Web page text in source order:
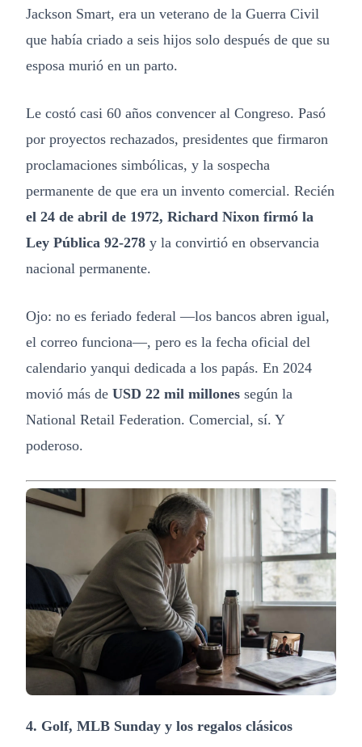
Jackson Smart, era un veterano de la Guerra Civil
que había criado a seis hijos solo después de que su
esposa murió en un parto.
Le costó casi 60 años convencer al Congreso. Pasó
por proyectos rechazados, presidentes que firmaron
proclamaciones simbólicas, y la sospecha
permanente de que era un invento comercial. Recién
el 24 de abril de 1972, Richard Nixon firmó la
Ley Pública 92-278 y la convirtió en observancia
nacional permanente.
Ojo: no es feriado federal —los bancos abren igual,
el correo funciona—, pero es la fecha oficial del
calendario yanqui dedicada a los papás. En 2024
movió más de USD 22 mil millones según la
National Retail Federation. Comercial, sí. Y
poderoso.
4. Golf, MLB Sunday y los regalos clásicos